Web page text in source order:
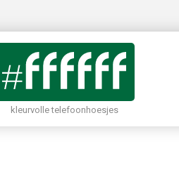
kleurvolle telefoonhoesjes